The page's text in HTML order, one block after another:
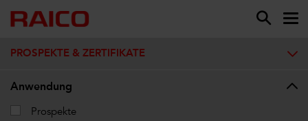
PROSPEKTE & ZERTIFIKATE
Anwendung
Prospekte